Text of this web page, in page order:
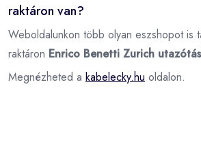
raktáron van?
Weboldalunkon több olyan eszshopot is
raktáron Enrico Benetti Zurich
Megnézheted a kabelecky.hu oldalon.